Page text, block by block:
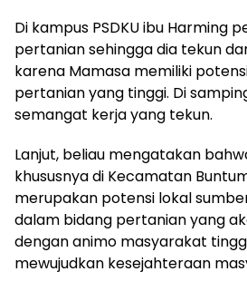
Di kampus PSDKU ibu Harming
pertanian sehingga dia tekun
karena Mamasa memiliki
pertanian yang tinggi. Di
semangat kerja yang tekun.
Lanjut, beliau mengatakan
khususnya di Kecamatan
merupakan potensi lokal
dalam bidang pertanian yang
dengan animo masyarakat
mewujudkan kesejahteraan